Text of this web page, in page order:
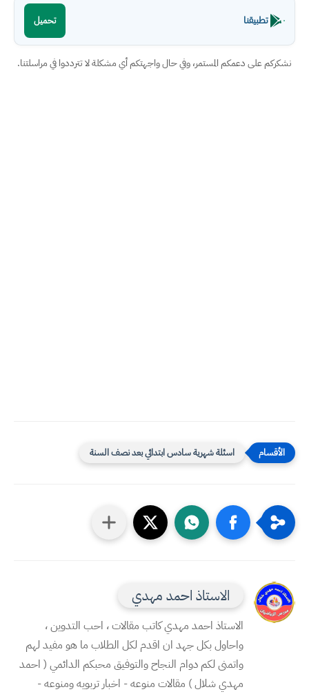
تطبيقنا تحميل
نشكركم على دعمكم المستمر، وفي حال واجهتكم أي مشكلة لا تترددوا في مراسلتنا.
اسئلة شهرية سادس ابتدائي بعد نصف السنة
الاستاذ احمد مهدي
الاستاذ احمد مهدي كاتب مقالات ، احب التدوين ،
واحاول بكل جهد ان اقدم لكل الطلاب ما هو مفيد لهم
واتمنى لكم دوام النجاح والتوفيق محبكم الدائمي ( احمد
مهدي شلال ) مقالات منوعه - اخبار تربويه ومنوعه -